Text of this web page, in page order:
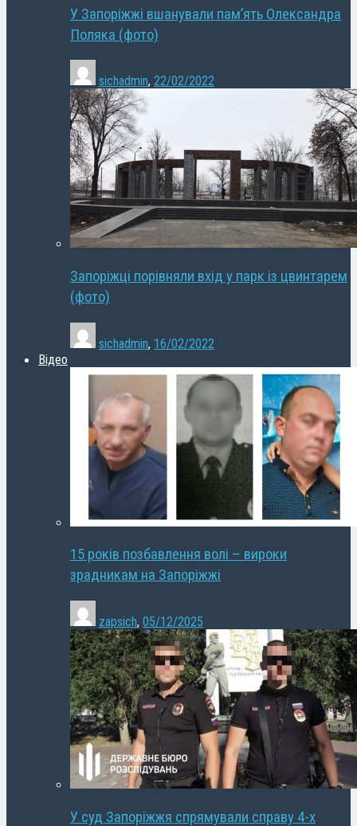
У Запоріжжі вшанували пам’ять Олександра
Поляка (фото)
sichadmin, 22/02/2022
Запоріжці порівняли вхід у парк із цвинтарем
(фото)
sichadmin, 16/02/2022
Відео
15 років позбавлення волі – вироки
зрадникам на Запоріжжі
zapsich, 05/12/2025
У суд Запоріжжя спрямували справу 4-х